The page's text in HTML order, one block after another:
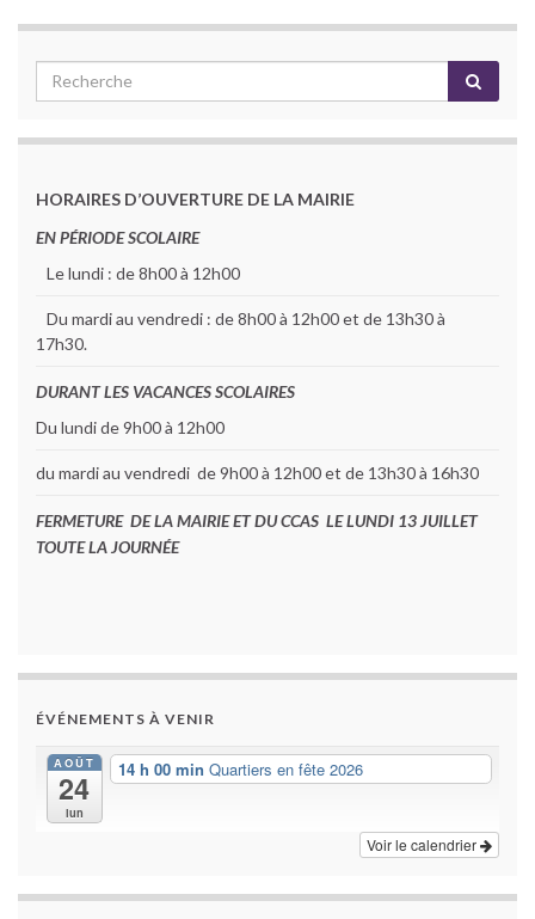
HORAIRES D’OUVERTURE DE LA MAIRIE
EN PÉRIODE SCOLAIRE
Le lundi : de 8h00 à 12h00
Du mardi au vendredi : de 8h00 à 12h00 et de 13h30 à
17h30.
DURANT LES VACANCES SCOLAIRES
Du lundi de 9h00 à 12h00
du mardi au vendredi de 9h00 à 12h00 et de 13h30 à 16h30
FERMETURE DE LA MAIRIE ET DU CCAS LE LUNDI 13 JUILLET
TOUTE LA JOURNÉE
ÉVÉNEMENTS À VENIR
AOÛT
24
lun
14 h 00 min Quartiers en fête 2026
Voir le calendrier